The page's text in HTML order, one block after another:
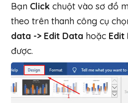
Bạn Click chuột vào sơ đồ
theo trên thanh công cụ
data -> Edit Data hoặc Edit
được.